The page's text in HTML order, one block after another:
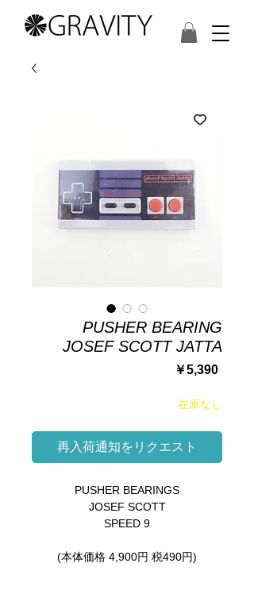
PUSHER BEARING
JOSEF SCOTT JATTA
￥5,390価
在庫なし
再入荷通知をリクエスト
PUSHER BEARINGS
JOSEF SCOTT
SPEED 9
(本体価格 4,900円 税490円)